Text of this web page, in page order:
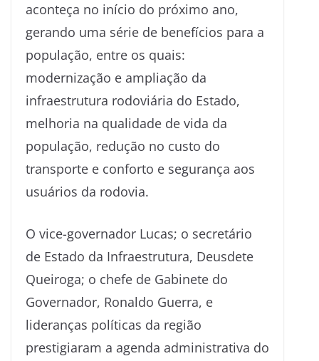
aconteça no início do próximo ano,
gerando uma série de benefícios para a
população, entre os quais:
modernização e ampliação da
infraestrutura rodoviária do Estado,
melhoria na qualidade de vida da
população, redução no custo do
transporte e conforto e segurança aos
usuários da rodovia.
O vice-governador Lucas; o secretário
de Estado da Infraestrutura, Deusdete
Queiroga; o chefe de Gabinete do
Governador, Ronaldo Guerra, e
lideranças políticas da região
prestigiaram a agenda administrativa do